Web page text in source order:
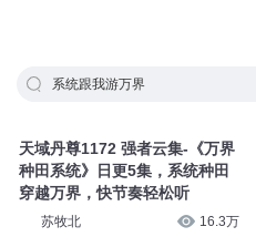
系统跟我游万界
天域丹尊1172 强者云集-《万界
种田系统》日更5集，系统种田
穿越万界，快节奏轻松听
苏牧北 16.3万